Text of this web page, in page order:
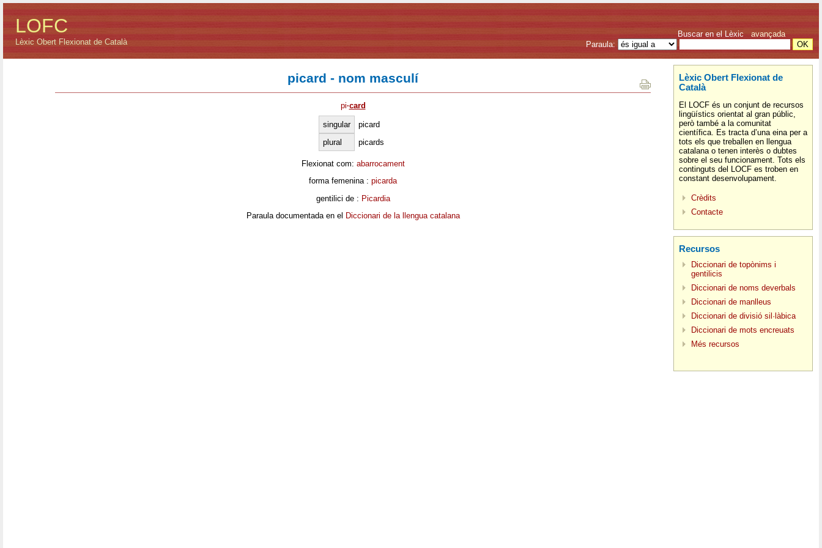
LOFC
Lèxic Obert Flexionat de Català
Buscar en el Lèxic avançada
Paraula:
picard - nom masculí
pi·card
singular
picard
plural
picards
Flexionat com: abarrocament
forma femenina : picarda
gentilici de : Picardia
Paraula documentada en el Diccionari de la llengua catalana
Lèxic Obert Flexionat de
Català
El LOCF és un conjunt de recursos
lingüístics orientat al gran públic,
però també a la comunitat
científica. Es tracta d’una eina per a
tots els que treballen en llengua
catalana o tenen interès o dubtes
sobre el seu funcionament. Tots els
continguts del LOCF es troben en
constant desenvolupament.
Crèdits
Contacte
Recursos
Diccionari de topònims i
gentilicis
Diccionari de noms deverbals
Diccionari de manlleus
Diccionari de divisió sil·làbica
Diccionari de mots encreuats
Més recursos